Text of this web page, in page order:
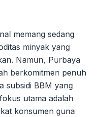
memang sedang
minyak yang
Namun, Purbaya
berkomitmen penuh
subsidi BBM yang
utama adalah
konsumen guna